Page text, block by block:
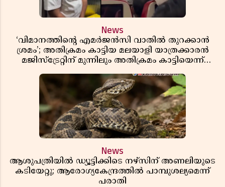
News
‘വിമാനത്തിൻ്റെ എമർജൻസി വാതിൽ തുറക്കാൻ
ശ്രമം’; അതിക്രമം കാട്ടിയ മലയാളി യാത്രക്കാരൻ
മജിസ്ട്രേറ്റിന് മുന്നിലും അതിക്രമം കാട്ടിയെന്ന്
News
ആശുപത്രിയിൽ ഡ്യൂട്ടിക്കിടെ നഴ്സിന് അണലിയുടെ
കടിയേറ്റു; ആരോഗ്യകേന്ദ്രത്തിൽ പാമ്പുശല്യമെന്ന്
പരാതി